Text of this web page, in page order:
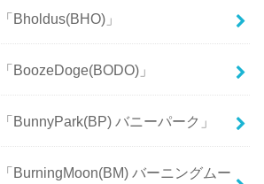
Bholdus(BHO)」
BoozeDoge(BODO)」
BunnyPark(BP) バニーパーク」
BurningMoon(BM) バーニングムー